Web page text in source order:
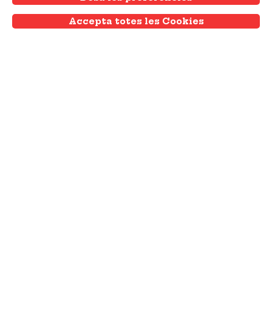
Accepta totes les Cookies
Withdraw consent